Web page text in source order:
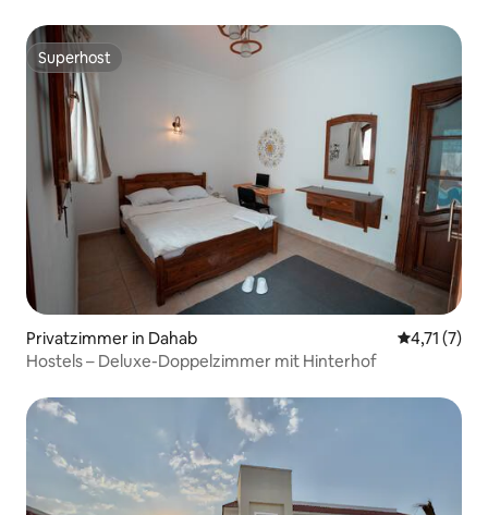
Superhost
Superhost
Privatzimmer in Dahab
4,71 (7)
Hostels – Deluxe-Doppelzimmer mit Hinterhof